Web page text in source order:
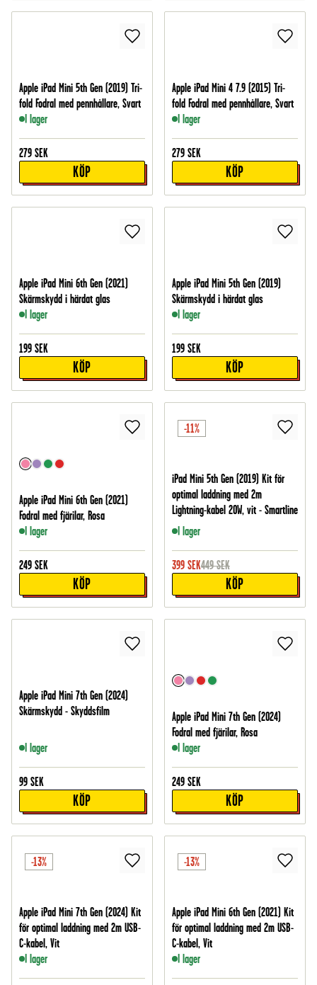
Apple iPad Mini 5th Gen (2019) Tri-
fold Fodral med pennhållare, Svart
I lager
279 SEK
KÖP
Apple iPad Mini 4 7.9 (2015) Tri-
fold Fodral med pennhållare, Svart
I lager
279 SEK
KÖP
Apple iPad Mini 6th Gen (2021)
Skärmskydd i härdat glas
I lager
199 SEK
KÖP
Apple iPad Mini 5th Gen (2019)
Skärmskydd i härdat glas
I lager
199 SEK
KÖP
Apple iPad Mini 6th Gen (2021)
Fodral med fjärilar, Rosa
I lager
249 SEK
KÖP
-11%
iPad Mini 5th Gen (2019) Kit för
optimal laddning med 2m
Lightning-kabel 20W, vit - Smartline
I lager
399 SEK449 SEK
KÖP
Apple iPad Mini 7th Gen (2024)
Skärmskydd - Skyddsfilm
I lager
99 SEK
KÖP
Apple iPad Mini 7th Gen (2024)
Fodral med fjärilar, Rosa
I lager
249 SEK
KÖP
-13%
Apple iPad Mini 7th Gen (2024) Kit
för optimal laddning med 2m USB-
C-kabel, Vit
I lager
-13%
Apple iPad Mini 6th Gen (2021) Kit
för optimal laddning med 2m USB-
C-kabel, Vit
I lager